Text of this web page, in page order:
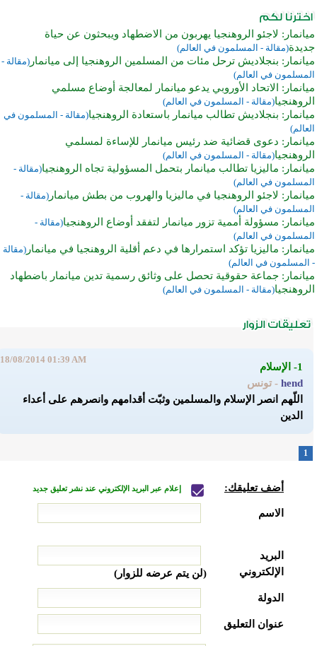
ميانمار: لاجئو الروهنجيا يهربون من الاضطهاد ويبحثون عن حياة
جديدة(مقالة - المسلمون في العالم)
ميانمار: بنجلاديش ترحل مئات من المسلمين الروهنجيا إلى ميانمار (مقالة -
المسلمون في العالم)
ميانمار: الاتحاد الأوروبي يدعو ميانمار لمعالجة أوضاع مسلمي
الروهنجيا(مقالة - المسلمون في العالم)
ميانمار: بنجلاديش تطالب ميانمار باستعادة الروهنجيا(مقالة - المسلمون في
العالم)
ميانمار: دعوى قضائية ضد رئيس ميانمار للإساءة لمسلمي
الروهنجيا(مقالة - المسلمون في العالم)
ميانمار: ماليزيا تطالب ميانمار بتحمل المسؤولية تجاه الروهنجيا(مقالة -
المسلمون في العالم)
ميانمار: لاجئو الروهنجيا في ماليزيا والهروب من بطش ميانمار (مقالة -
المسلمون في العالم)
ميانمار: مسؤولة أممية تزور ميانمار لتفقد أوضاع الروهنجيا(مقالة -
المسلمون في العالم)
ميانمار: ماليزيا تؤكد استمرارها في دعم أقلية الروهنجيا في ميانمار (مقالة
- المسلمون في العالم)
ميانمار: جماعة حقوقية تحصل على وثائق رسمية تدين ميانمار باضطهاد
الروهنجيا(مقالة - المسلمون في العالم)
1- الإسلام
hend - تونس
18/08/2014 01:39 AM
اللّهم انصر الإسلام والمسلمين وثبّت أقدامهم وانصرهم على أعداء
الدين
1
أضف تعليقك: إعلام عبر البريد الإلكتروني عند نشر تعليق جديد
الاسم
البريد
الإلكتروني
(لن يتم عرضه للزوار)
الدولة
عنوان التعليق